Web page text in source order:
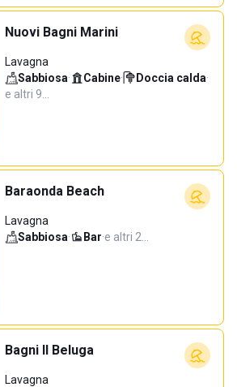
Nuovi Bagni Marini
Lavagna
Sabbiosa· Cabine· Doccia calda·
e altri 9…
Baraonda Beach
Lavagna
Sabbiosa· Bar·e altri 2…
Bagni Il Beluga
Lavagna